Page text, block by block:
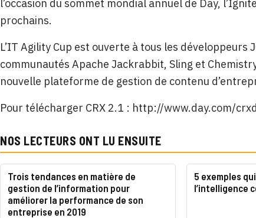
l’occasion du sommet mondial annuel de Day,
prochains.
L’IT Agility Cup est ouverte à tous les
communautés Apache Jackrabbit, Sling et
nouvelle plateforme de gestion de contenu
Pour télécharger CRX 2.1 : http://www.day.com/
NOS LECTEURS ONT LU ENSUITE
Trois tendances en matière de
gestion de l’information pour
améliorer la performance de son
entreprise en 2019
5 exemples
l’intelligence